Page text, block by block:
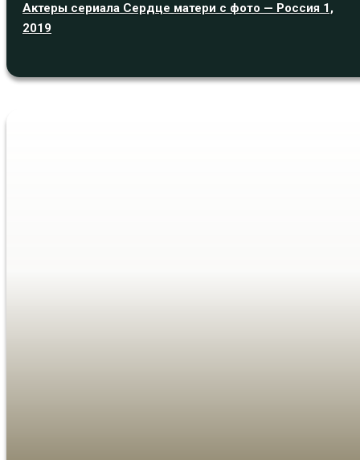
Актеры сериала Сердце матери с фото — Россия 1,
2019